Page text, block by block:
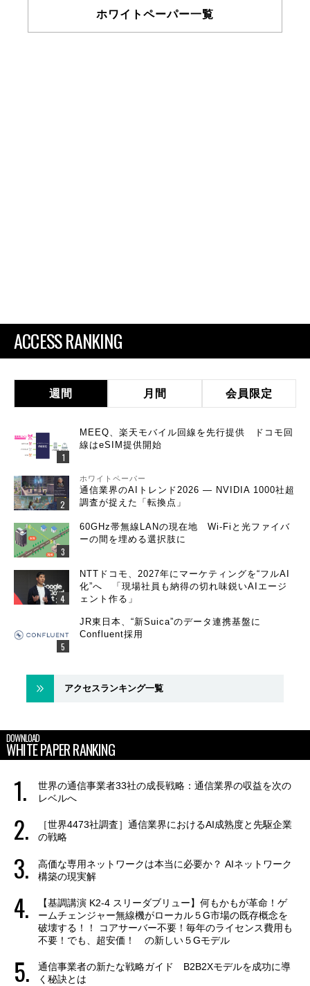
ホワイトペーパー一覧
ACCESS RANKING
週間 月間 会員限定
MEEQ、楽天モバイル回線を先行提供 ドコモ回
線はeSIM提供開始
ホワイトペーパー
通信業界のAIトレンド2026 ― NVIDIA 1000社超
調査が捉えた「転換点」
60GHz帯無線LANの現在地 Wi-Fiと光ファイバ
ーの間を埋める選択肢に
NTTドコモ、2027年にマーケティングを“フルAI
化”へ 「現場社員も納得の切れ味鋭いAIエージ
ェント作る」
JR東日本、“新Suica”のデータ連携基盤に
Confluent採用
アクセスランキング一覧
DOWNLOAD
WHITE PAPER RANKING
世界の通信事業者33社の成長戦略：通信業界の収益を次の
レベルへ
［世界4473社調査］通信業界におけるAI成熟度と先駆企業
の戦略
高価な専用ネットワークは本当に必要か？ AIネットワーク
構築の現実解
【基調講演 K2-4 スリーダブリュー】何もかもが革命！ゲ
ームチェンジャー無線機がローカル５G市場の既存概念を
破壊する！！ コアサーバー不要！毎年のライセンス費用も
不要！でも、超安価！ の新しい５Gモデル
通信事業者の新たな戦略ガイド B2B2Xモデルを成功に導
く秘訣とは